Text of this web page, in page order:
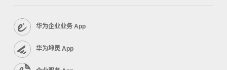
华为企业业务 App
华为坤灵 App